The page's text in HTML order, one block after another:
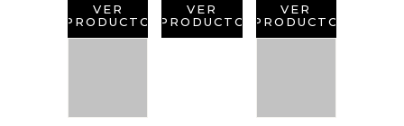
VER
PRODUCTO
VER
PRODUCTO
VER
PRODUCTO